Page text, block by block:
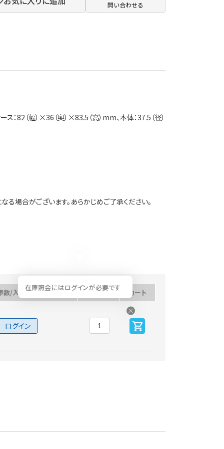
問い合わせる
82（幅）×36（奥）×83.5（高）mm、本体：37.5（径）
場合がございます。あらかじめご了承ください。
数/入荷予定日
在庫照会にはログインが必要です
数量 カート
ログイン